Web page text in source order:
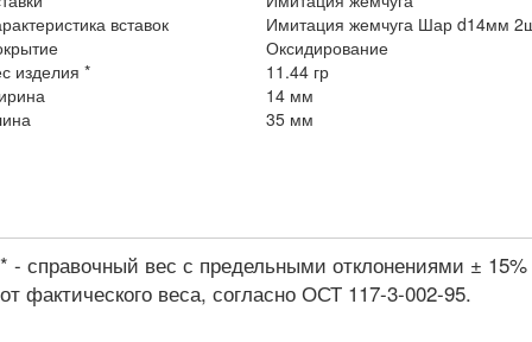
вставок
Имитация жемчуга Шар d14мм
Оксидирование
изделия *
11.44 гр
14 мм
35 мм
* - справочный вес с предельными отклонениями ± 15%
от фактического веса, согласно ОСТ 117-3-002-95.